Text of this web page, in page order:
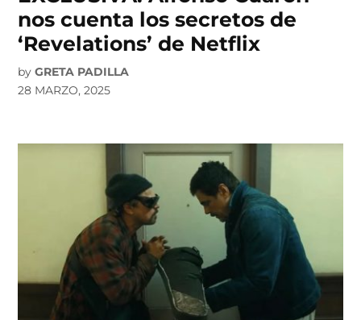
nos cuenta los secretos de
‘Revelations’ de Netflix
by GRETA PADILLA
28 MARZO, 2025